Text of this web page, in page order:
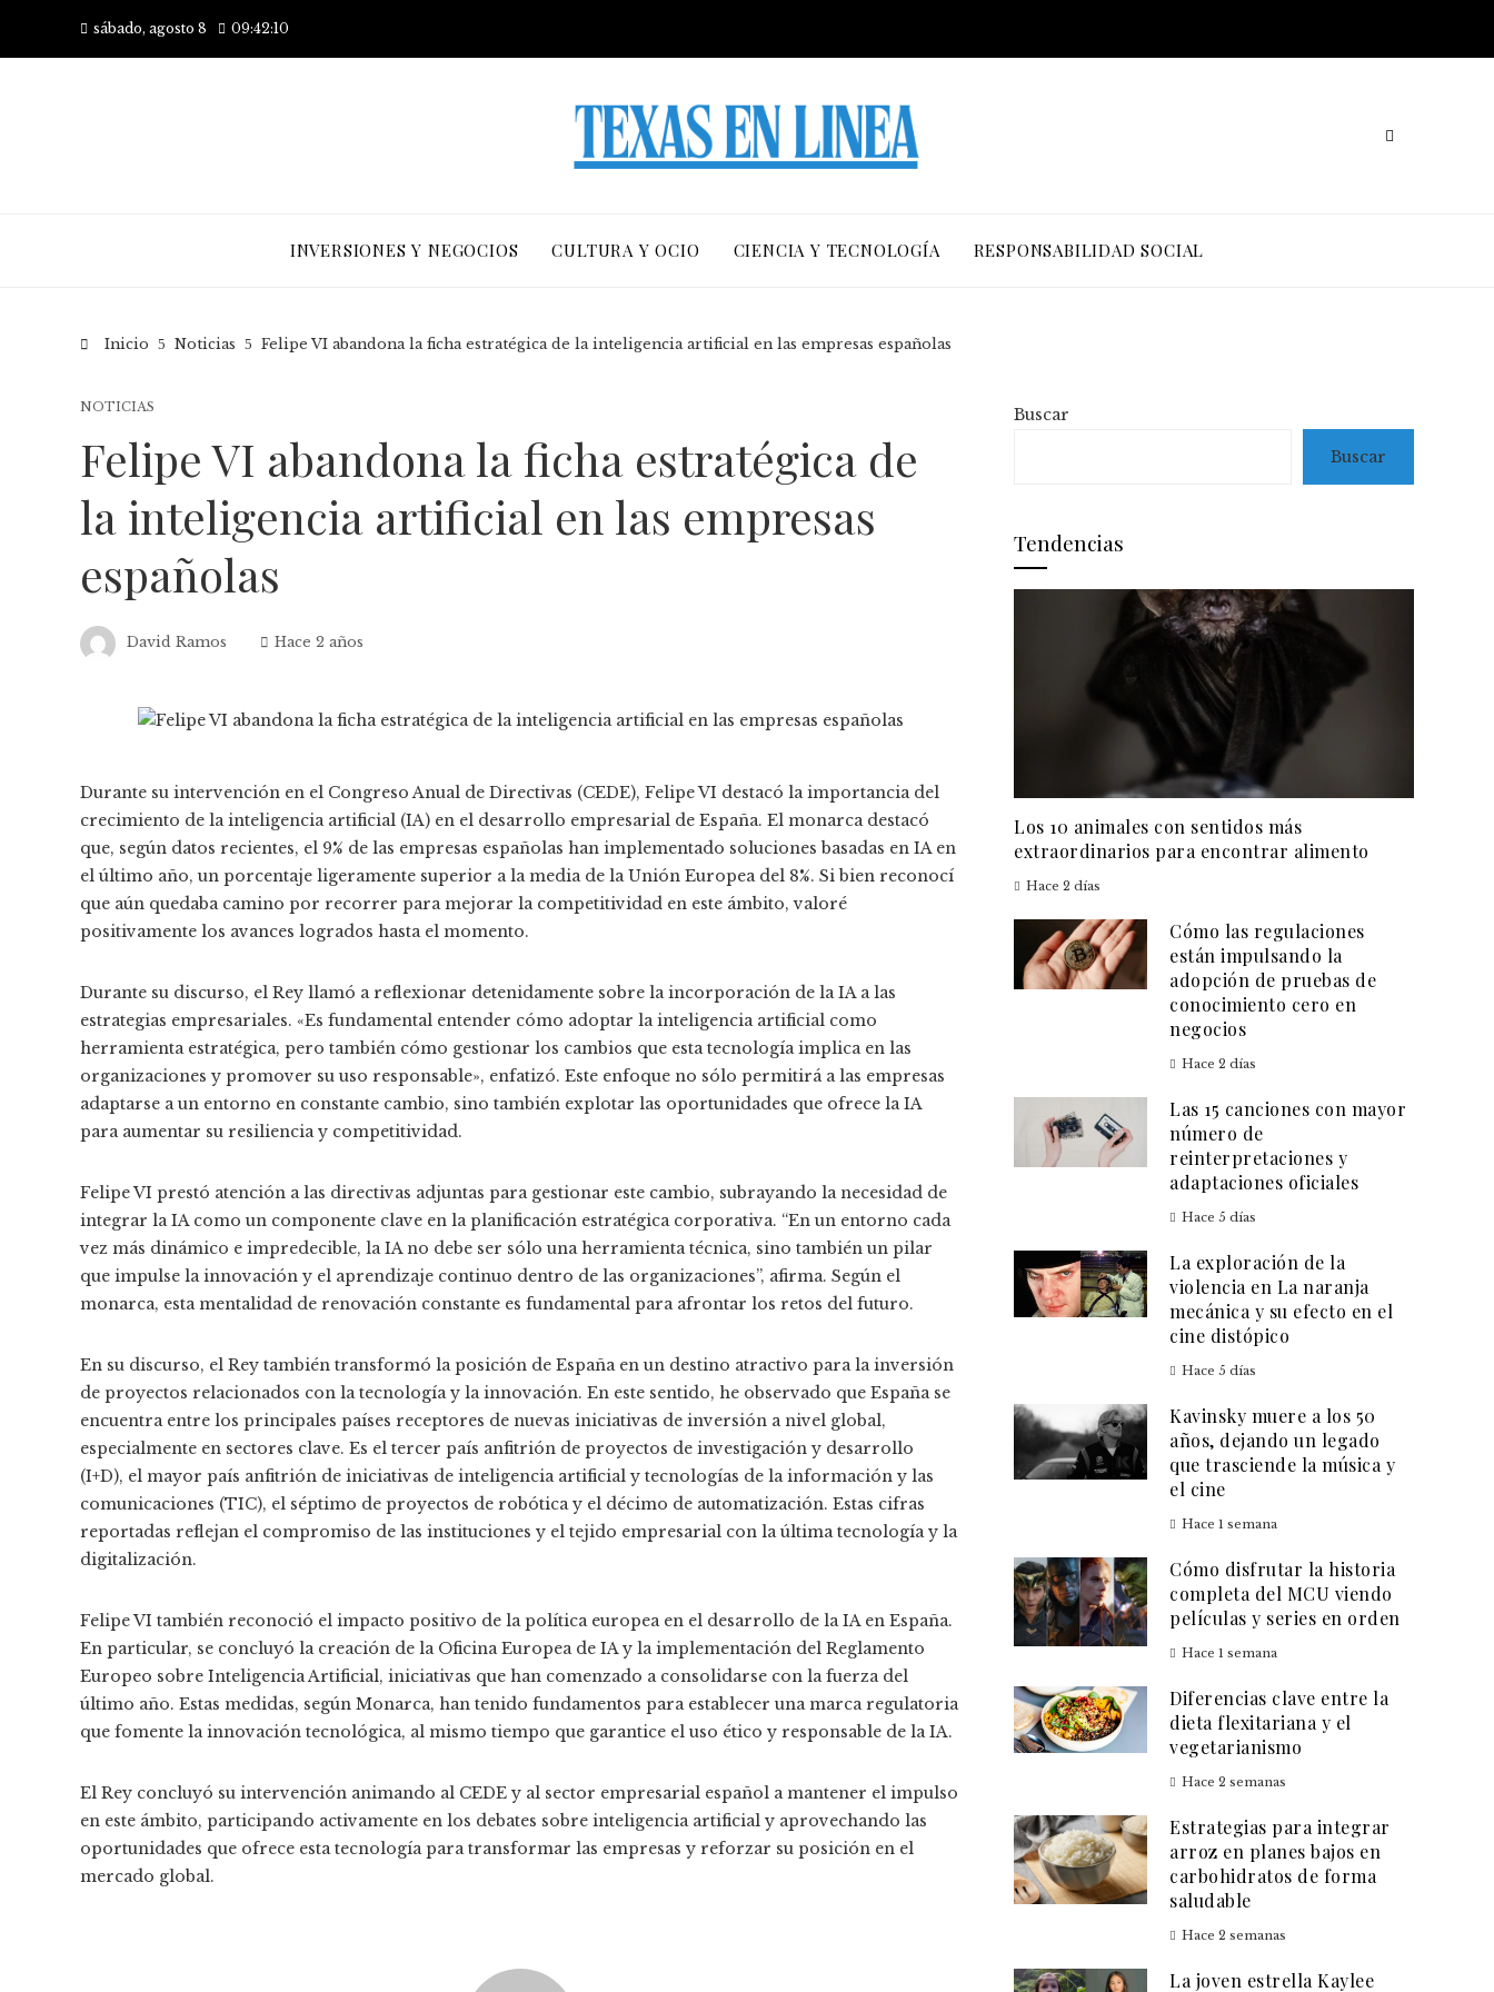
sábado, agosto 8 09:42:10
INVERSIONES Y NEGOCIOS CULTURA Y OCIO CIENCIA Y TECNOLOGÍA RESPONSABILIDAD SOCIAL
Inicio Noticias Felipe VI abandona la ficha estratégica de la inteligencia artificial en las empresas españolas
NOTICIAS
Felipe VI abandona la ficha estratégica de
la inteligencia artificial en las empresas
españolas
David Ramos Hace 2 años
Durante su intervención en el Congreso Anual de Directivas (CEDE), Felipe VI destacó la importancia del
crecimiento de la inteligencia artificial (IA) en el desarrollo empresarial de España. El monarca destacó
que, según datos recientes, el 9% de las empresas españolas han implementado soluciones basadas en IA en
el último año, un porcentaje ligeramente superior a la media de la Unión Europea del 8%. Si bien reconocí
que aún quedaba camino por recorrer para mejorar la competitividad en este ámbito, valoré
positivamente los avances logrados hasta el momento.
Durante su discurso, el Rey llamó a reflexionar detenidamente sobre la incorporación de la IA a las
estrategias empresariales. «Es fundamental entender cómo adoptar la inteligencia artificial como
herramienta estratégica, pero también cómo gestionar los cambios que esta tecnología implica en las
organizaciones y promover su uso responsable», enfatizó. Este enfoque no sólo permitirá a las empresas
adaptarse a un entorno en constante cambio, sino también explotar las oportunidades que ofrece la IA
para aumentar su resiliencia y competitividad.
Felipe VI prestó atención a las directivas adjuntas para gestionar este cambio, subrayando la necesidad de
integrar la IA como un componente clave en la planificación estratégica corporativa. “En un entorno cada
vez más dinámico e impredecible, la IA no debe ser sólo una herramienta técnica, sino también un pilar
que impulse la innovación y el aprendizaje continuo dentro de las organizaciones”, afirma. Según el
monarca, esta mentalidad de renovación constante es fundamental para afrontar los retos del futuro.
En su discurso, el Rey también transformó la posición de España en un destino atractivo para la inversión
de proyectos relacionados con la tecnología y la innovación. En este sentido, he observado que España se
encuentra entre los principales países receptores de nuevas iniciativas de inversión a nivel global,
especialmente en sectores clave. Es el tercer país anfitrión de proyectos de investigación y desarrollo
(I+D), el mayor país anfitrión de iniciativas de inteligencia artificial y tecnologías de la información y las
comunicaciones (TIC), el séptimo de proyectos de robótica y el décimo de automatización. Estas cifras
reportadas reflejan el compromiso de las instituciones y el tejido empresarial con la última tecnología y la
digitalización.
Felipe VI también reconoció el impacto positivo de la política europea en el desarrollo de la IA en España.
En particular, se concluyó la creación de la Oficina Europea de IA y la implementación del Reglamento
Europeo sobre Inteligencia Artificial, iniciativas que han comenzado a consolidarse con la fuerza del
último año. Estas medidas, según Monarca, han tenido fundamentos para establecer una marca regulatoria
que fomente la innovación tecnológica, al mismo tiempo que garantice el uso ético y responsable de la IA.
El Rey concluyó su intervención animando al CEDE y al sector empresarial español a mantener el impulso
en este ámbito, participando activamente en los debates sobre inteligencia artificial y aprovechando las
oportunidades que ofrece esta tecnología para transformar las empresas y reforzar su posición en el
mercado global.
Buscar
Buscar
Tendencias
Los 10 animales con sentidos más
extraordinarios para encontrar alimento
Hace 2 días
Cómo las regulaciones
están impulsando la
adopción de pruebas de
conocimiento cero en
negocios
Hace 2 días
Las 15 canciones con mayor
número de
reinterpretaciones y
adaptaciones oficiales
Hace 5 días
La exploración de la
violencia en La naranja
mecánica y su efecto en el
cine distópico
Hace 5 días
Kavinsky muere a los 50
años, dejando un legado
que trasciende la música y
el cine
Hace 1 semana
Cómo disfrutar la historia
completa del MCU viendo
películas y series en orden
Hace 1 semana
Diferencias clave entre la
dieta flexitariana y el
vegetarianismo
Hace 2 semanas
Estrategias para integrar
arroz en planes bajos en
carbohidratos de forma
saludable
Hace 2 semanas
La joven estrella Kaylee